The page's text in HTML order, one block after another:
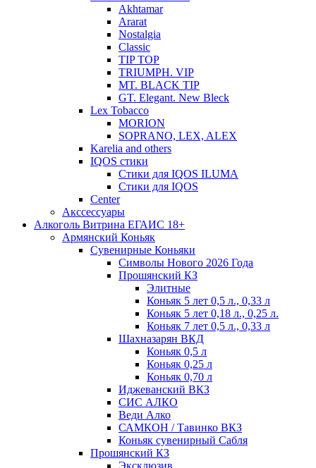
Akhtamar
Ararat
Nostalgia
Classic
TIP TOP
TRIUMPH. VIP
MT. BLACK TIP
GT. Elegant. New Bleck
Lex Tobacco
MORION
SOPRANO, LEX, ALEX
Karelia and others
IQOS стики
Стики для IQOS ILUMA
Стики для IQOS
Сenter
Акссессуары
Алкоголь Витрина ЕГАИС 18+
Армянский Коньяк
Сувенирные Коньяки
Символы Нового 2026 Года
Прошянский КЗ
Элитные
Коньяк 5 лет 0,5 л., 0,33 л
Коньяк 5 лет 0,18 л., 0,25 л.
Коньяк 7 лет 0,5 л., 0,33 л
Шахназарян ВКД
Коньяк 0,5 л
Коньяк 0,25 л
Коньяк 0,70 л
Иджеванский ВКЗ
СИС АЛКО
Веди Алко
САМКОН / Тавинко ВКЗ
Коньяк сувенирный Сабля
Прошянский КЗ
Эксклюзив